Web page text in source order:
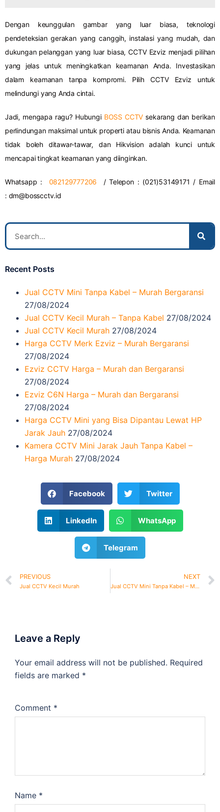
Dengan keunggulan gambar yang luar biasa, teknologi
pendeteksian gerakan yang canggih, instalasi yang mudah, dan
dukungan pelanggan yang luar biasa, CCTV Ezviz menjadi pilihan
yang jelas untuk meningkatkan keamanan Anda. Investasikan
dalam keamanan tanpa kompromi. Pilih CCTV Ezviz untuk
melindungi yang Anda cintai.
Jadi, mengapa ragu? Hubungi BOSS CCTV sekarang dan berikan
perlindungan maksimal untuk properti atau bisnis Anda. Keamanan
tidak boleh ditawar-tawar, dan Hikvision adalah kunci untuk
mencapai tingkat keamanan yang diinginkan.
Whatsapp : 082129777206 / Telepon : (021)53149171 / Email
: dm@bosscctv.id
Recent Posts
Jual CCTV Mini Tanpa Kabel – Murah Bergaransi
27/08/2024
Jual CCTV Kecil Murah – Tanpa Kabel 27/08/2024
Jual CCTV Kecil Murah 27/08/2024
Harga CCTV Merk Ezviz – Murah Bergaransi
27/08/2024
Ezviz CCTV Harga – Murah dan Bergaransi
27/08/2024
Ezviz C6N Harga – Murah dan Bergaransi
27/08/2024
Harga CCTV Mini yang Bisa Dipantau Lewat HP
Jarak Jauh 27/08/2024
Kamera CCTV Mini Jarak Jauh Tanpa Kabel –
Harga Murah 27/08/2024
Facebook Twitter
LinkedIn WhatsApp
Telegram
PREVIOUS
Jual CCTV Kecil Murah
NEXT
Jual CCTV Mini Tanpa Kabel – Murah Bergaransi
Leave a Reply
Your email address will not be published. Required
fields are marked *
Comment *
Name *